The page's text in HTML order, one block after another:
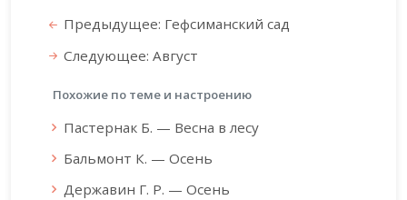
Предыдущее: Гефсиманский сад
Следующее: Август
Похожие по теме и настроению
Пастернак Б. — Весна в лесу
Бальмонт К. — Осень
Державин Г. Р. — Осень